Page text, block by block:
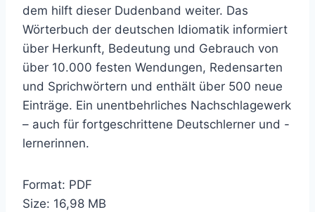
dem hilft dieser Dudenband weiter. Das
Wörterbuch der deutschen Idiomatik informiert
über Herkunft, Bedeutung und Gebrauch von
über 10.000 festen Wendungen, Redensarten
und Sprichwörtern und enthält über 500 neue
Einträge. Ein unentbehrliches Nachschlagewerk
– auch für fortgeschrittene Deutschlerner und -
lernerinnen.
Format: PDF
Size: 16,98 MB